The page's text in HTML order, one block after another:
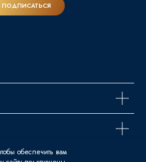
обеспечить вам
ПОДПИСАТЬСЯ